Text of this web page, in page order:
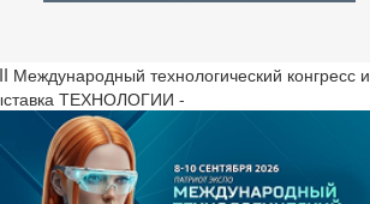
Международный технологический конгресс и
ТЕХНОЛОГИИ -